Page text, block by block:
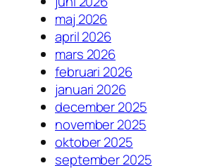
maj 2026
april 2026
mars 2026
februari 2026
januari 2026
december 2025
november 2025
oktober 2025
september 2025